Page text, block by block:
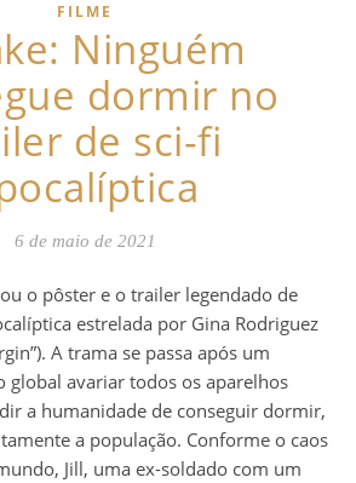
FILME
Ninguém
dormir no
de sci-fi
6 de maio de 2021
estrelada por Gina Rodriguez
A trama se passa após um
global avariar todos os aparelhos
a humanidade de conseguir dormir,
a população. Conforme o caos
Jill, uma ex-soldado com um